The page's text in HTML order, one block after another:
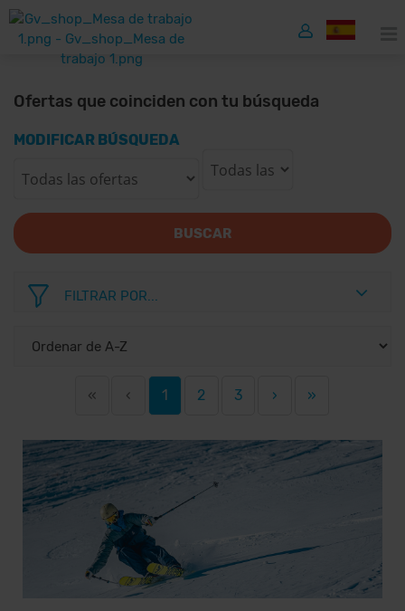
Ofertas que coinciden con tu búsqueda
MODIFICAR BÚSQUEDA
BUSCAR
FILTRAR POR...
« ‹ 1 2 3 › »